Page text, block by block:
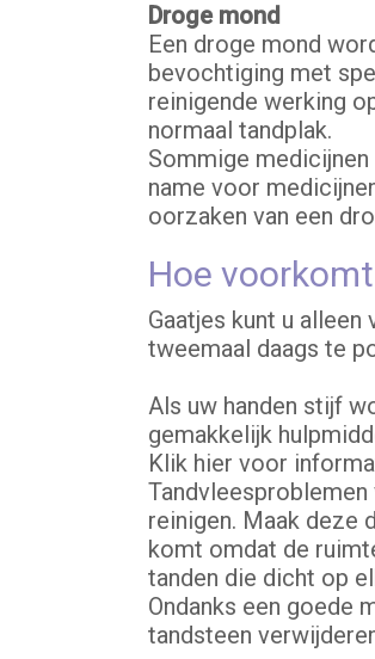
Droge mond
Een droge mond
bevochtiging met
reinigende werking
normaal tandplak.
Sommige
name voor
oorzaken van een
Hoe
Gaatjes kunt u
tweemaal daags te
Als uw handen stijf
gemakkelijk
Klik hier voor
reinigen. Maak deze
komt omdat de
tanden die dicht op
Ondanks een goede
tandsteen